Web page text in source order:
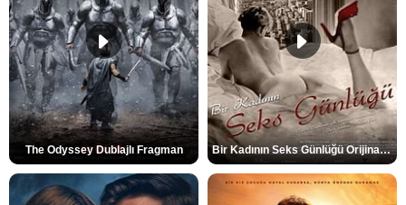
The Odyssey Dublajlı Fragman Bir Kadının Seks Günlüğü Orijinal Fragman